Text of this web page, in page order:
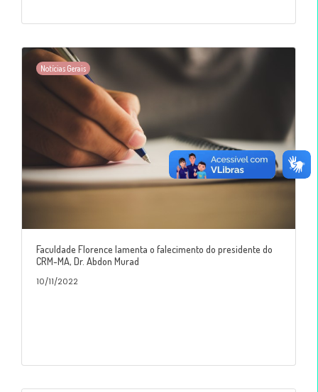
Notícias Gerais
Faculdade Florence lamenta o falecimento do presidente do
CRM-MA, Dr. Abdon Murad
10/11/2022